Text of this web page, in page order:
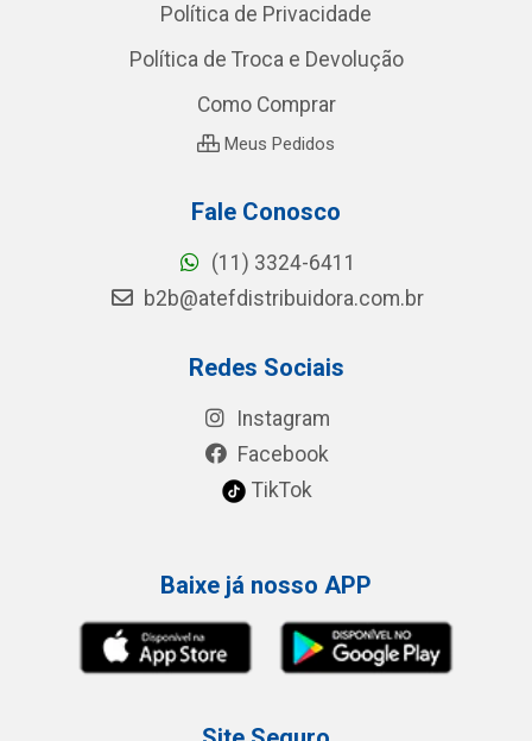
Política de Privacidade
Política de Troca e Devolução
Como Comprar
Meus Pedidos
Fale Conosco
(11) 3324-6411
b2b@atefdistribuidora.com.br
Redes Sociais
Instagram
Facebook
TikTok
Baixe já nosso APP